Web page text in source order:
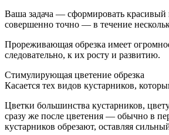
Ваша задача — сформировать красивый
совершенно точно — в течение
Прореживающая обрезка имеет
следовательно, к их росту и развитию.
Стимулирующая цветение обрезка
Касается тех видов кустарников,
Цветки большинства кустарников,
сразу же после цветения — обычно в
кустарников обрезают, оставляя